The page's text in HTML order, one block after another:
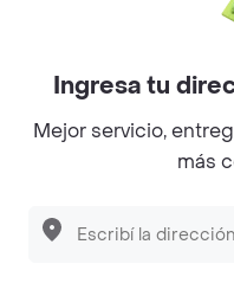
Ingresa tu
Mejor servicio,
más